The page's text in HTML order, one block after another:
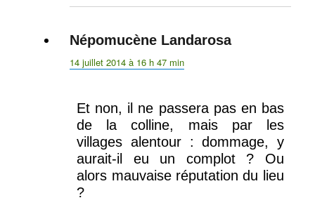
Népomucène Landarosadit :
14 juillet 2014 à 16 h 47 min
Et non, il ne passera pas en bas
de la colline, mais par les
villages alentour : dommage, y
aurait-il eu un complot ? Ou
alors mauvaise réputation du lieu
?